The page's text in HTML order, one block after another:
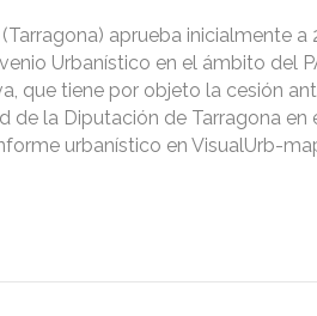
aprueba inicialmente a
Urbanístico en el ámbito del
que tiene por objeto la cesión
de la Diputación de Tarragona en
urbanístico en VisualUrb-